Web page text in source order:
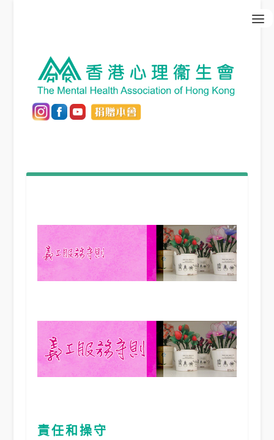
責任和操守